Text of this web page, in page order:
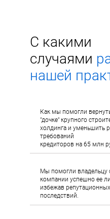
С какими
случаями
нашей
Как мы помогли
"дочке" крупного
холдинга и уменьшить
требований
кредиторов на 65 млн
Мы помогли владельцу
компании успешно ее
избежав
последствий.